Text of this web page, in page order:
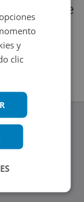
más tarde
y
clic